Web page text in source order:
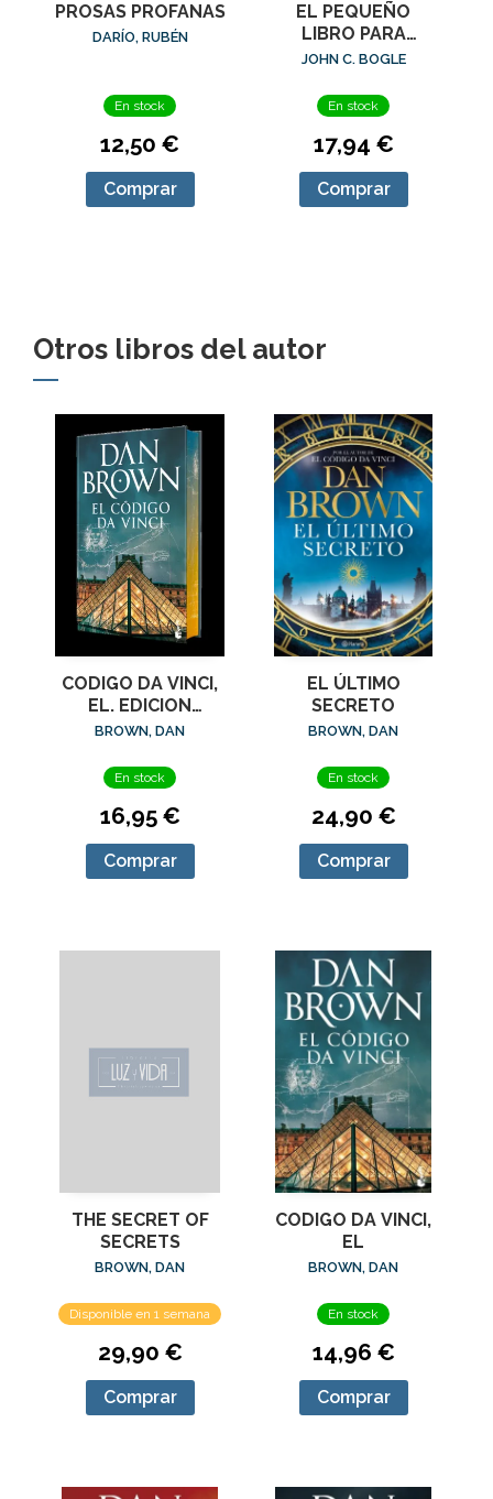
PROSAS PROFANAS
DARÍO, RUBÉN
En stock
12,50 €
Comprar
EL PEQUEÑO
LIBRO PARA
INVERTIR CON
JOHN C. BOGLE
En stock
17,94 €
Comprar
Otros libros del autor
CODIGO DA VINCI,
EL. EDICION
ESPECIAL CON
DECORADOS
BROWN, DAN
En stock
16,95 €
Comprar
EL ÚLTIMO
SECRETO
BROWN, DAN
En stock
24,90 €
Comprar
THE SECRET OF
SECRETS
BROWN, DAN
Disponible en 1 semana
29,90 €
Comprar
CODIGO DA VINCI,
EL
BROWN, DAN
En stock
14,96 €
Comprar